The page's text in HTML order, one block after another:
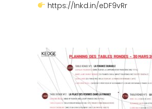
https://lnkd.in/eDF9vRr